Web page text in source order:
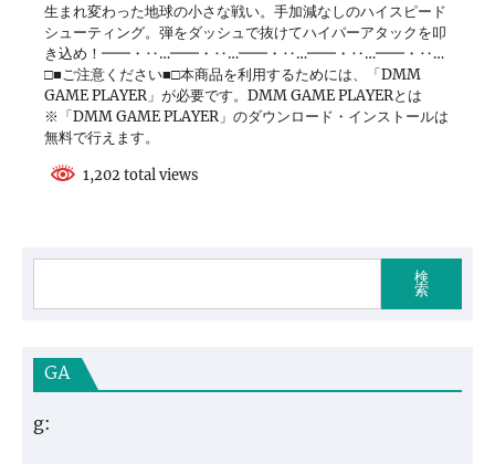
生まれ変わった地球の小さな戦い。手加減なしのハイスピード
シューティング。弾をダッシュで抜けてハイパーアタックを叩
き込め！━━・‥…━━・‥…━━・‥…━━・‥…━━・‥…
□■ご注意ください■□本商品を利用するためには、「DMM
GAME PLAYER」が必要です。DMM GAME PLAYERとは
※「DMM GAME PLAYER」のダウンロード・インストールは
無料で行えます。
1,202 total views
検
索
GA
g: